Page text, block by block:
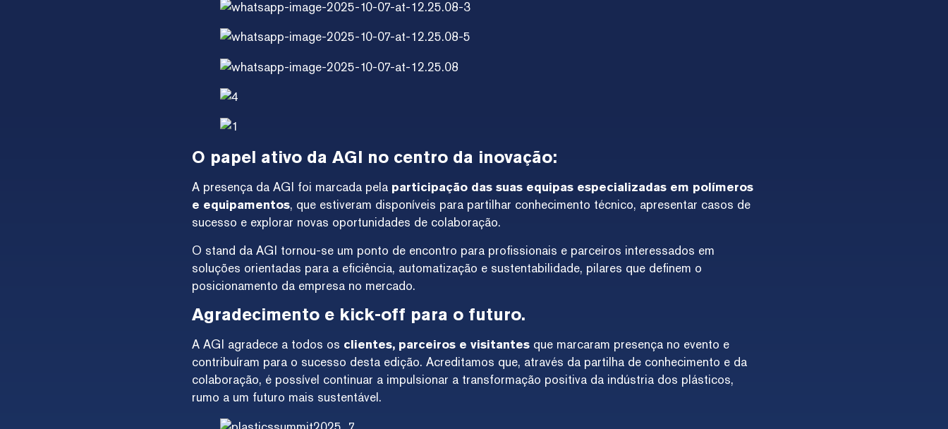
O papel ativo da AGI no centro da inovação:
A presença da AGI foi marcada pela participação das suas equipas especializadas em polímeros
e equipamentos, que estiveram disponíveis para partilhar conhecimento técnico, apresentar casos de
sucesso e explorar novas oportunidades de colaboração.
O stand da AGI tornou-se um ponto de encontro para profissionais e parceiros interessados em
soluções orientadas para a eficiência, automatização e sustentabilidade, pilares que definem o
posicionamento da empresa no mercado.
Agradecimento e kick-off para o futuro.
A AGI agradece a todos os clientes, parceiros e visitantes que marcaram presença no evento e
contribuíram para o sucesso desta edição. Acreditamos que, através da partilha de conhecimento e da
colaboração, é possível continuar a impulsionar a transformação positiva da indústria dos plásticos,
rumo a um futuro mais sustentável.